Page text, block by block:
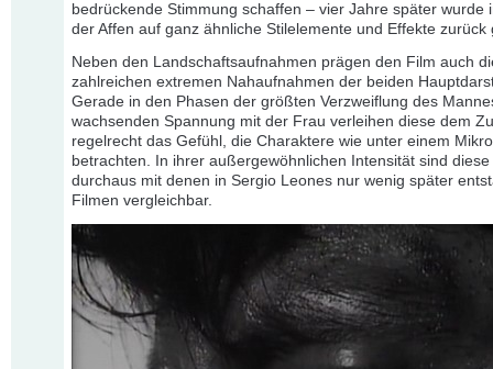
bedrückende Stimmung schaffen – vier Jahre später wurde
der Affen auf ganz ähnliche Stilelemente und Effekte zurück
Neben den Landschaftsaufnahmen prägen den Film auch
zahlreichen extremen Nahaufnahmen der beiden
Gerade in den Phasen der größten Verzweiflung des
wachsenden Spannung mit der Frau verleihen diese dem
regelrecht das Gefühl, die Charaktere wie unter einem
betrachten. In ihrer außergewöhnlichen Intensität sind
durchaus mit denen in Sergio Leones nur wenig später
Filmen vergleichbar.